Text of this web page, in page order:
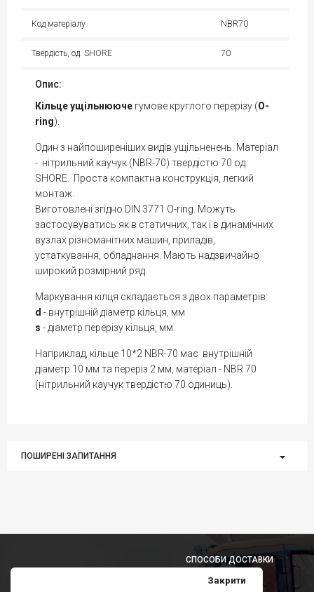
Закрити
Код матеріалу NBR70
Твердість, од. SHORE 70
Опис:
Кільцеущільнююче гумове круглого перерізу (O-
ring).
Один з найпоширеніших видів ущільненень. Матеріал
- нітрильний каучук (NBR-70) твердістю 70 од.
SHORE. Проста компактна конструкція, легкий
монтаж.
Виготовлені згідно DIN 3771 O-ring. Можуть
застосувуватись як в статичних, так і в динамічних
вузлах різноманітних машин, приладів,
устаткування, обладнання. Мають надзвичайно
широкий розмірний ряд.
Маркування кілця складається з двох параметрів:
d - внутрішній діаметр кільця, мм
s - діаметр перерізу кільця, мм.
Наприклад, кільце 10*2 NBR-70 має внутрішній
діаметр 10 мм та переріз 2 мм, матеріал - NBR 70
(нітрильний каучук твердістю 70 одиниць).
ПОШИРЕНІ ЗАПИТАННЯ
СПОСОБИ ДОСТАВКИ